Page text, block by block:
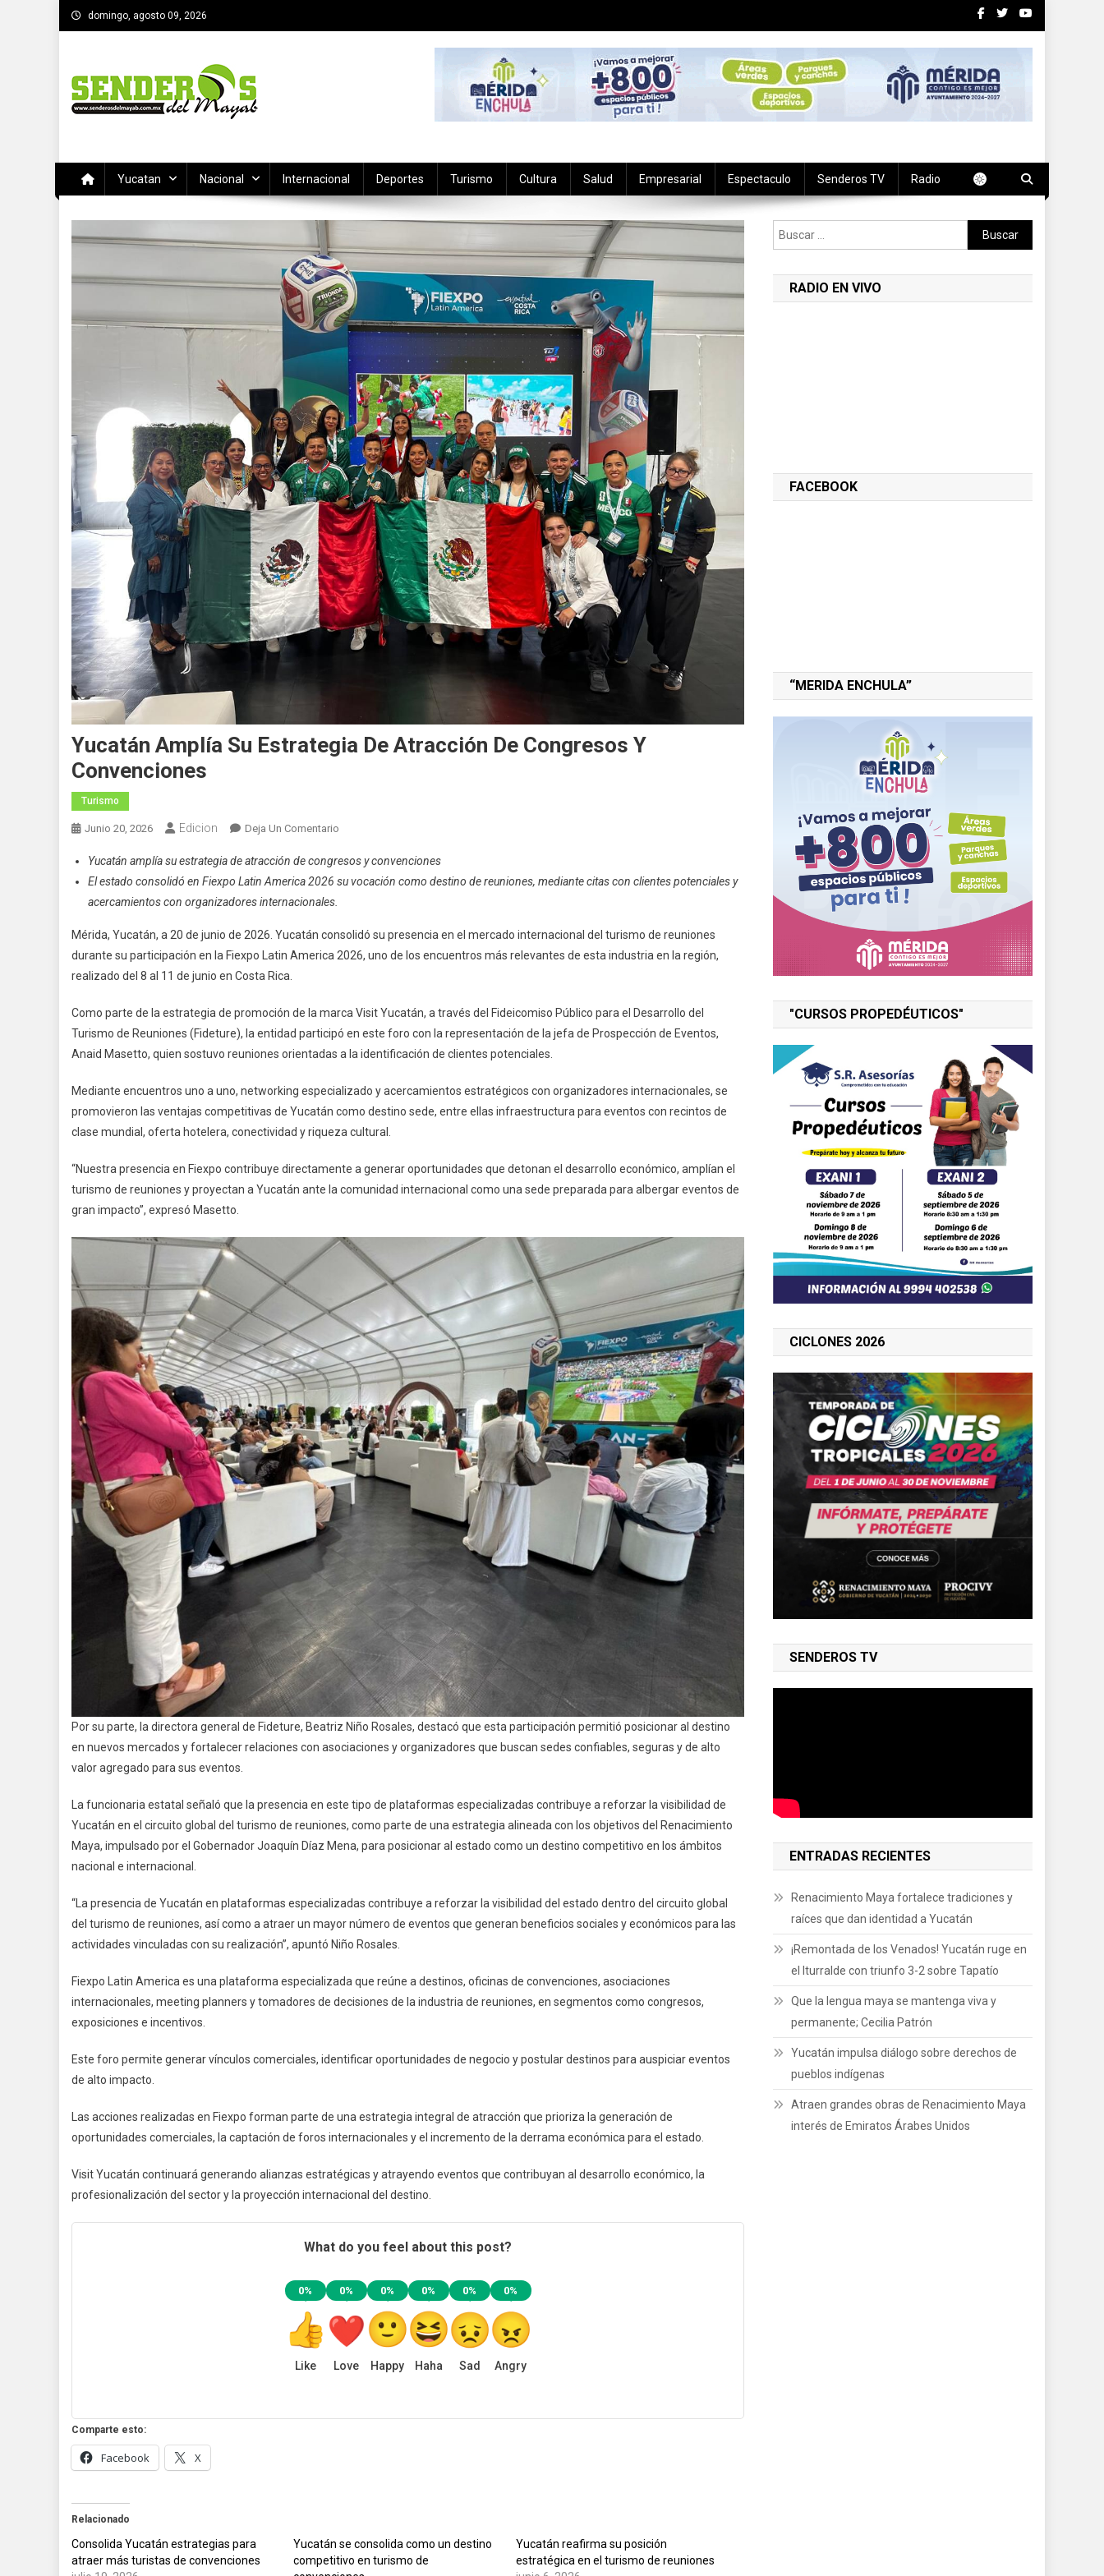
Saltar
al
domingo, agosto 09, 2026
Yucatan Nacional Internacional Deportes Turismo Cultura Salud Empresarial Espectaculo Senderos TV Radio
Yucatán Amplía Su Estrategia De Atracción De Congresos Y
Convenciones
Turismo
Junio 20, 2026 Edicion Deja Un Comentario
Amplía
Su
Atracción
De
Convenciones
Yucatán amplía su estrategia de atracción de congresos y convenciones
El estado consolidó en Fiexpo Latin America 2026 su vocación como destino de reuniones, mediante citas con clientes potenciales y
acercamientos con organizadores internacionales.
Mérida, Yucatán, a 20 de junio de 2026. Yucatán consolidó su presencia en el mercado internacional del turismo de reuniones
durante su participación en la Fiexpo Latin America 2026, uno de los encuentros más relevantes de esta industria en la región,
realizado del 8 al 11 de junio en Costa Rica.
Como parte de la estrategia de promoción de la marca Visit Yucatán, a través del Fideicomiso Público para el Desarrollo del
Turismo de Reuniones (Fideture), la entidad participó en este foro con la representación de la jefa de Prospección de Eventos,
Anaid Masetto, quien sostuvo reuniones orientadas a la identificación de clientes potenciales.
Mediante encuentros uno a uno, networking especializado y acercamientos estratégicos con organizadores internacionales, se
promovieron las ventajas competitivas de Yucatán como destino sede, entre ellas infraestructura para eventos con recintos de
clase mundial, oferta hotelera, conectividad y riqueza cultural.
“Nuestra presencia en Fiexpo contribuye directamente a generar oportunidades que detonan el desarrollo económico, amplían el
turismo de reuniones y proyectan a Yucatán ante la comunidad internacional como una sede preparada para albergar eventos de
gran impacto”, expresó Masetto.
Por su parte, la directora general de Fideture, Beatriz Niño Rosales, destacó que esta participación permitió posicionar al destino
en nuevos mercados y fortalecer relaciones con asociaciones y organizadores que buscan sedes confiables, seguras y de alto
valor agregado para sus eventos.
La funcionaria estatal señaló que la presencia en este tipo de plataformas especializadas contribuye a reforzar la visibilidad de
Yucatán en el circuito global del turismo de reuniones, como parte de una estrategia alineada con los objetivos del Renacimiento
Maya, impulsado por el Gobernador Joaquín Díaz Mena, para posicionar al estado como un destino competitivo en los ámbitos
nacional e internacional.
“La presencia de Yucatán en plataformas especializadas contribuye a reforzar la visibilidad del estado dentro del circuito global
del turismo de reuniones, así como a atraer un mayor número de eventos que generan beneficios sociales y económicos para las
actividades vinculadas con su realización”, apuntó Niño Rosales.
Fiexpo Latin America es una plataforma especializada que reúne a destinos, oficinas de convenciones, asociaciones
internacionales, meeting planners y tomadores de decisiones de la industria de reuniones, en segmentos como congresos,
exposiciones e incentivos.
Este foro permite generar vínculos comerciales, identificar oportunidades de negocio y postular destinos para auspiciar eventos
de alto impacto.
Las acciones realizadas en Fiexpo forman parte de una estrategia integral de atracción que prioriza la generación de
oportunidades comerciales, la captación de foros internacionales y el incremento de la derrama económica para el estado.
Visit Yucatán continuará generando alianzas estratégicas y atrayendo eventos que contribuyan al desarrollo económico, la
profesionalización del sector y la proyección internacional del destino.
What do you feel about this post?
0%
Like
0%
Love
0%
Happy
0%
Haha
0%
Sad
0%
Angry
Comparte esto:
Facebook X
Relacionado
Consolida Yucatán estrategias para
atraer más turistas de convenciones
Yucatán se consolida como un destino
competitivo en turismo de
Yucatán reafirma su posición
estratégica en el turismo de reuniones
Buscar:
RADIO EN VIVO
FACEBOOK
“MERIDA ENCHULA”
"CURSOS PROPEDÉUTICOS"
CICLONES 2026
SENDEROS TV
ENTRADAS RECIENTES
Renacimiento Maya fortalece tradiciones y
raíces que dan identidad a Yucatán
¡Remontada de los Venados! Yucatán ruge en
el Iturralde con triunfo 3-2 sobre Tapatío
Que la lengua maya se mantenga viva y
permanente; Cecilia Patrón
Yucatán impulsa diálogo sobre derechos de
pueblos indígenas
Atraen grandes obras de Renacimiento Maya
interés de Emiratos Árabes Unidos